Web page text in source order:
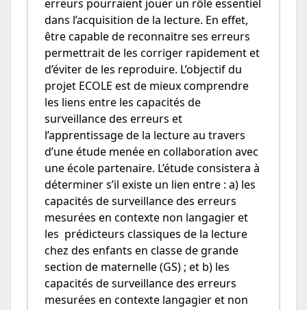
erreurs pourraient jouer un rôle essentiel
dans l’acquisition de la lecture. En effet,
être capable de reconnaitre ses erreurs
permettrait de les corriger rapidement et
d’éviter de les reproduire. L’objectif du
projet ECOLE est de mieux comprendre
les liens entre les capacités de
surveillance des erreurs et
l’apprentissage de la lecture au travers
d’une étude menée en collaboration avec
une école partenaire. L’étude consistera à
déterminer s’il existe un lien entre : a) les
capacités de surveillance des erreurs
mesurées en contexte non langagier et
les prédicteurs classiques de la lecture
chez des enfants en classe de grande
section de maternelle (GS) ; et b) les
capacités de surveillance des erreurs
mesurées en contexte langagier et non